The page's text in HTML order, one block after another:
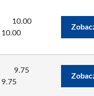
10.00
10.00
9.75
9.75